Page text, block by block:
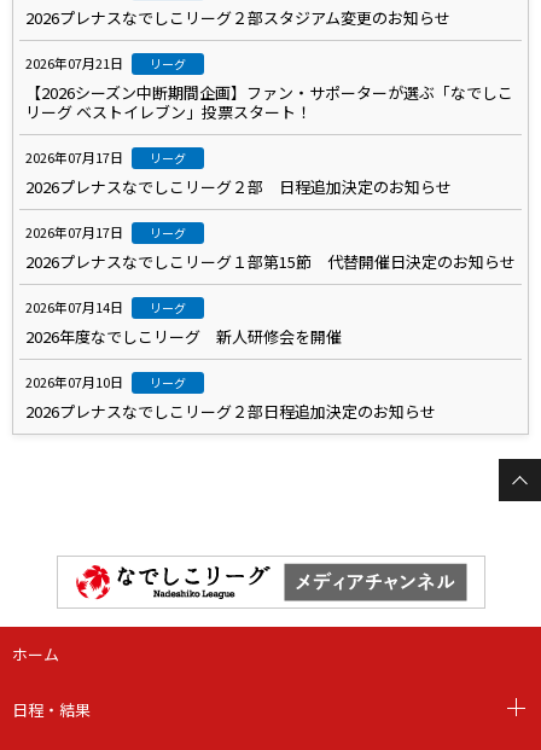
2026プレナスなでしこリーグ２部スタジアム変更のお知らせ
2026年07月21日 リーグ
【2026シーズン中断期間企画】ファン・サポーターが選ぶ「なでしこ
リーグ ベストイレブン」投票スタート！
2026年07月17日 リーグ
2026プレナスなでしこリーグ２部 日程追加決定のお知らせ
2026年07月17日 リーグ
2026プレナスなでしこリーグ１部第15節 代替開催日決定のお知らせ
2026年07月14日 リーグ
2026年度なでしこリーグ 新人研修会を開催
2026年07月10日 リーグ
2026プレナスなでしこリーグ２部日程追加決定のお知らせ
ホーム
日程・結果